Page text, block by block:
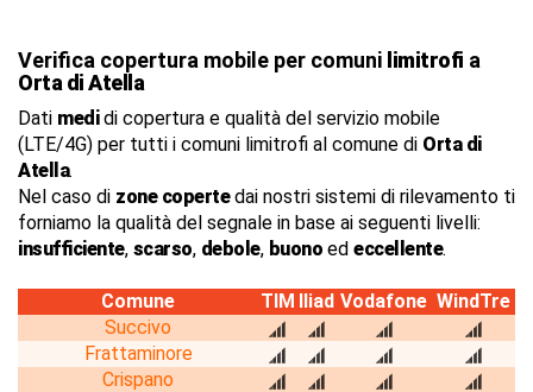
Verifica copertura mobile per comuni limitrofi a
Orta di Atella
Dati medidi copertura e qualità del servizio mobile
(LTE/4G) per tutti i comuni limitrofi al comune di Orta di
Atella.
Nel caso di zone copertedai nostri sistemi di rilevamento ti
forniamo la qualità del segnale in base ai seguenti livelli:
insufficiente, scarso, debole, buono ed eccellente.
Comune TIM Iliad Vodafone WindTre
Succivo
Frattaminore
Crispano